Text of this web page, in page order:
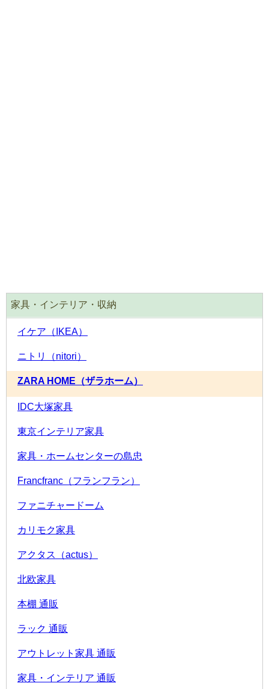
家具・インテリア・収納
イケア（IKEA）
ニトリ（nitori）
ZARA HOME（ザラホーム）
IDC大塚家具
東京インテリア家具
家具・ホームセンターの島忠
Francfranc（フランフラン）
ファニチャードーム
カリモク家具
アクタス（actus）
北欧家具
本棚 通販
ラック 通販
アウトレット家具 通販
家具・インテリア 通販